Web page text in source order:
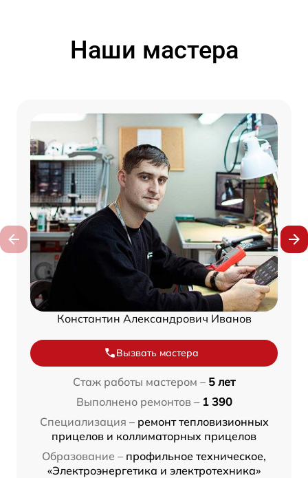
Наши мастера
Константин Александрович Иванов
Вызвать мастера
Стаж работы мастером – 5 лет
Выполнено ремонтов – 1 390
Специализация – ремонт тепловизионных
прицелов и коллиматорных прицелов
Образование – профильное техническое,
«Электроэнергетика и электротехника»